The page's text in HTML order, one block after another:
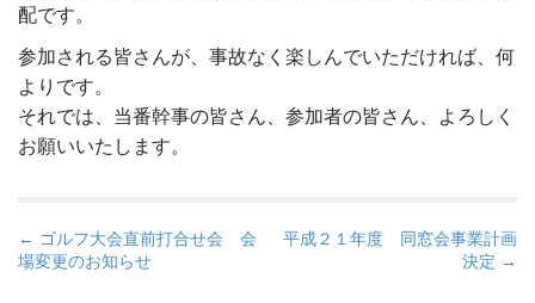
配です。
参加される皆さんが、事故なく楽しんでいただければ、何
よりです。
それでは、当番幹事の皆さん、参加者の皆さん、よろしく
お願いいたします。
P
o
← ゴルフ大会直前打合せ会 会
場変更のお知らせ
平成２１年度 同窓会事業計画
決定 →